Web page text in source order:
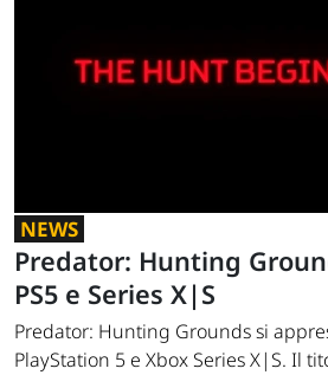
NEWS
Predator: Hunting
PS5 e Series X|S
Predator: Hunting Grounds si
PlayStation 5 e Xbox Series X|S. Il